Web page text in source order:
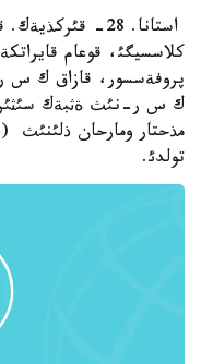
استانا. 28-
كلاسسيگئ، قوعام
تولدئ.